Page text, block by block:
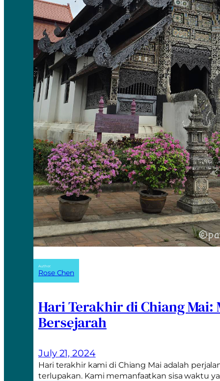
Author:
Rose Chen
Hari Terakhir di Chiang Mai:
Bersejarah
July 21, 2024
Hari terakhir kami di Chiang Mai adalah
terlupakan. Kami memanfaatkan sisa waktu